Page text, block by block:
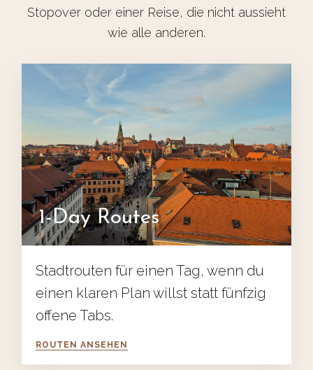
Stopover oder einer Reise, die nicht aussieht
wie alle anderen.
1-Day Routes
Stadtrouten für einen Tag, wenn du
einen klaren Plan willst statt fünfzig
offene Tabs.
ROUTEN ANSEHEN